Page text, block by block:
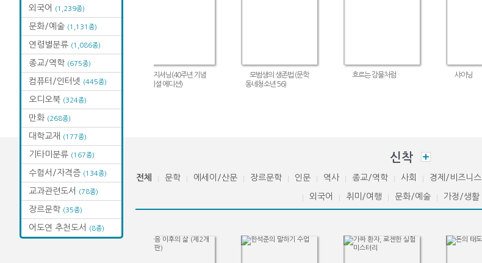
외국어 (1,239종)
문화/예술 (1,131종)
연령별분류 (1,086종)
종교/역학 (675종)
컴퓨터/인터넷 (445종)
오디오북 (324종)
만화 (268종)
대학교재 (177종)
기타미분류 (167종)
수험서/자격증 (134종)
교과관련도서 (78종)
장르문학 (35종)
어도연 추천도서 (8종)
신착
전체 문학 에세이/산문 장르문학 인문 역사 종교/역학 사회 경제/비즈니스
외국어 취미/여행 문화/예술 가정/생활